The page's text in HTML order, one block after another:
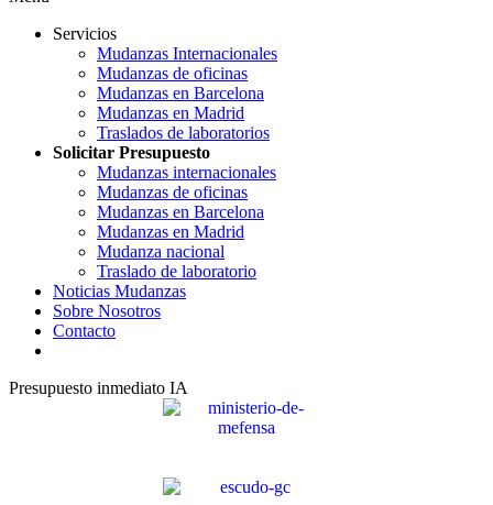
Servicios
Mudanzas Internacionales
Mudanzas de oficinas
Mudanzas en Barcelona
Mudanzas en Madrid
Traslados de laboratorios
Solicitar Presupuesto
Mudanzas internacionales
Mudanzas de oficinas
Mudanzas en Barcelona
Mudanzas en Madrid
Mudanza nacional
Traslado de laboratorio
Noticias Mudanzas
Sobre Nosotros
Contacto
Presupuesto inmediato IA